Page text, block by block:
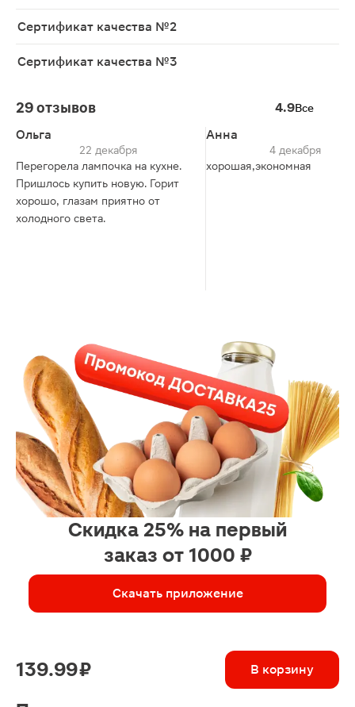
Сертификат качества №2
Сертификат качества №3
29 отзывов 4.9Все
Ольга
22 декабря
Перегорела лампочка на кухне.
Пришлось купить новую. Горит
хорошо, глазам приятно от
холодного света.
Анна
4 декабря
хорошая,экономная
Скидка 25% на первый
заказ от 1000 ₽
Скачать приложение
139.99 ₽ В корзину